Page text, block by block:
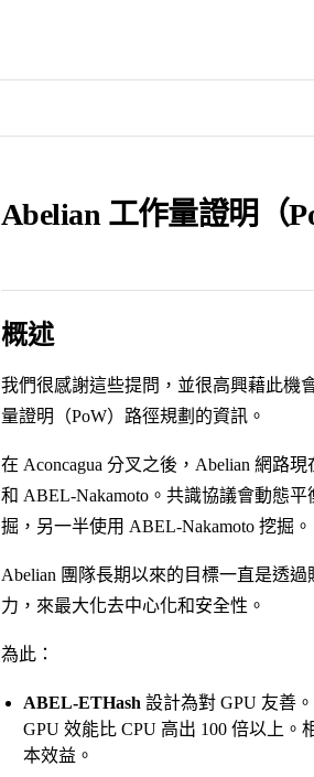
Abelian 工作量證明（
概述
我們很感謝這些提問，並很高興藉此機
量證明（PoW）路徑規劃的資訊。
在 Aconcagua 分叉之後，Abelian 網路
和 ABEL-Nakamoto。共識協議會動態
掘，另一半使用 ABEL-Nakamoto 挖掘。
Abelian 團隊長期以來的目標一直是透
力，來最大化去中心化和安全性。
為此：
ABEL-ETHash 設計為對 GPU 友善
GPU 效能比 CPU 高出 100 倍以上
本效益。